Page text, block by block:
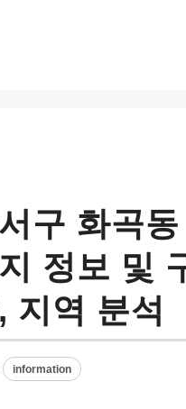
구 화곡
정보 및
지역 분석
information